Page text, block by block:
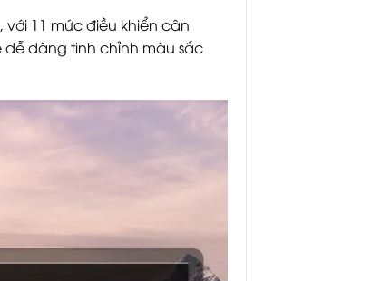
11 mức điều khiển cân
dàng tinh chỉnh màu sắc